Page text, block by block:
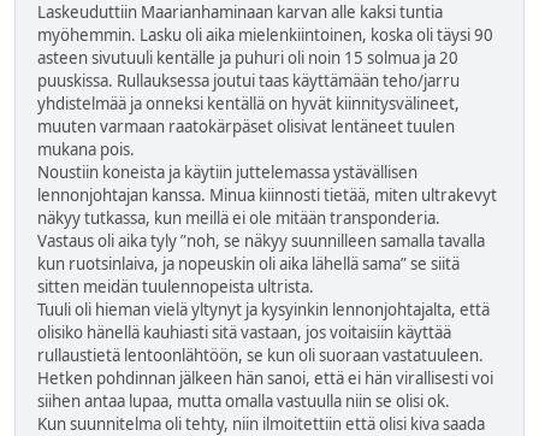
Laskeuduttiin Maarianhaminaan karvan alle kaksi tuntia
myöhemmin. Lasku oli aika mielenkiintoinen, koska oli täysi 90
asteen sivutuuli kentälle ja puhuri oli noin 15 solmua ja 20
puuskissa. Rullauksessa joutui taas käyttämään teho/jarru
yhdistelmää ja onneksi kentällä on hyvät kiinnitysvälineet,
muuten varmaan raatokärpäset olisivat lentäneet tuulen
mukana pois.
Noustiin koneista ja käytiin juttelemassa ystävällisen
lennonjohtajan kanssa. Minua kiinnosti tietää, miten ultrakevyt
näkyy tutkassa, kun meillä ei ole mitään transponderia.
Vastaus oli aika tyly ”noh, se näkyy suunnilleen samalla tavalla
kun ruotsinlaiva, ja nopeuskin oli aika lähellä sama” se siitä
sitten meidän tuulennopeista ultrista.
Tuuli oli hieman vielä yltynyt ja kysyinkin lennonjohtajalta, että
olisiko hänellä kauhiasti sitä vastaan, jos voitaisiin käyttää
rullaustietä lentoonlähtöön, se kun oli suoraan vastatuuleen.
Hetken pohdinnan jälkeen hän sanoi, että ei hän virallisesti voi
siihen antaa lupaa, mutta omalla vastuulla niin se olisi ok.
Kun suunnitelma oli tehty, niin ilmoitettiin että olisi kiva saada